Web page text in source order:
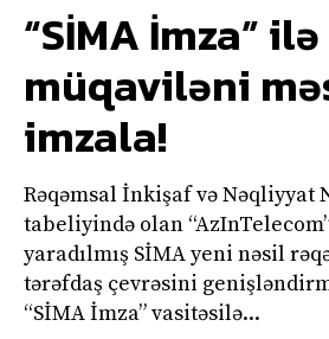
“SİMA İmza”
müqaviləni
imzala!
Rəqəmsal İnkişaf və
tabeliyində olan
yaradılmış SİMA yeni nəsil
tərəfdaş çevrəsini
“SİMA İmza” vasitəsilə...